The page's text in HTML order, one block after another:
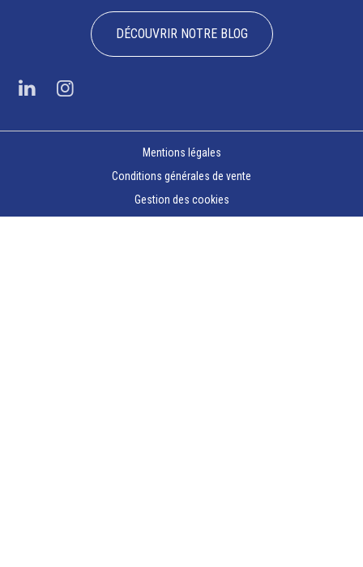
DÉCOUVRIR NOTRE BLOG
Mentions légales
Conditions générales de vente
Gestion des cookies